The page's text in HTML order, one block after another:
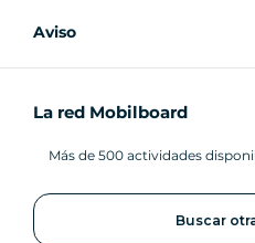
Aviso
La red Mobilboard
Más de 500 actividades
Buscar